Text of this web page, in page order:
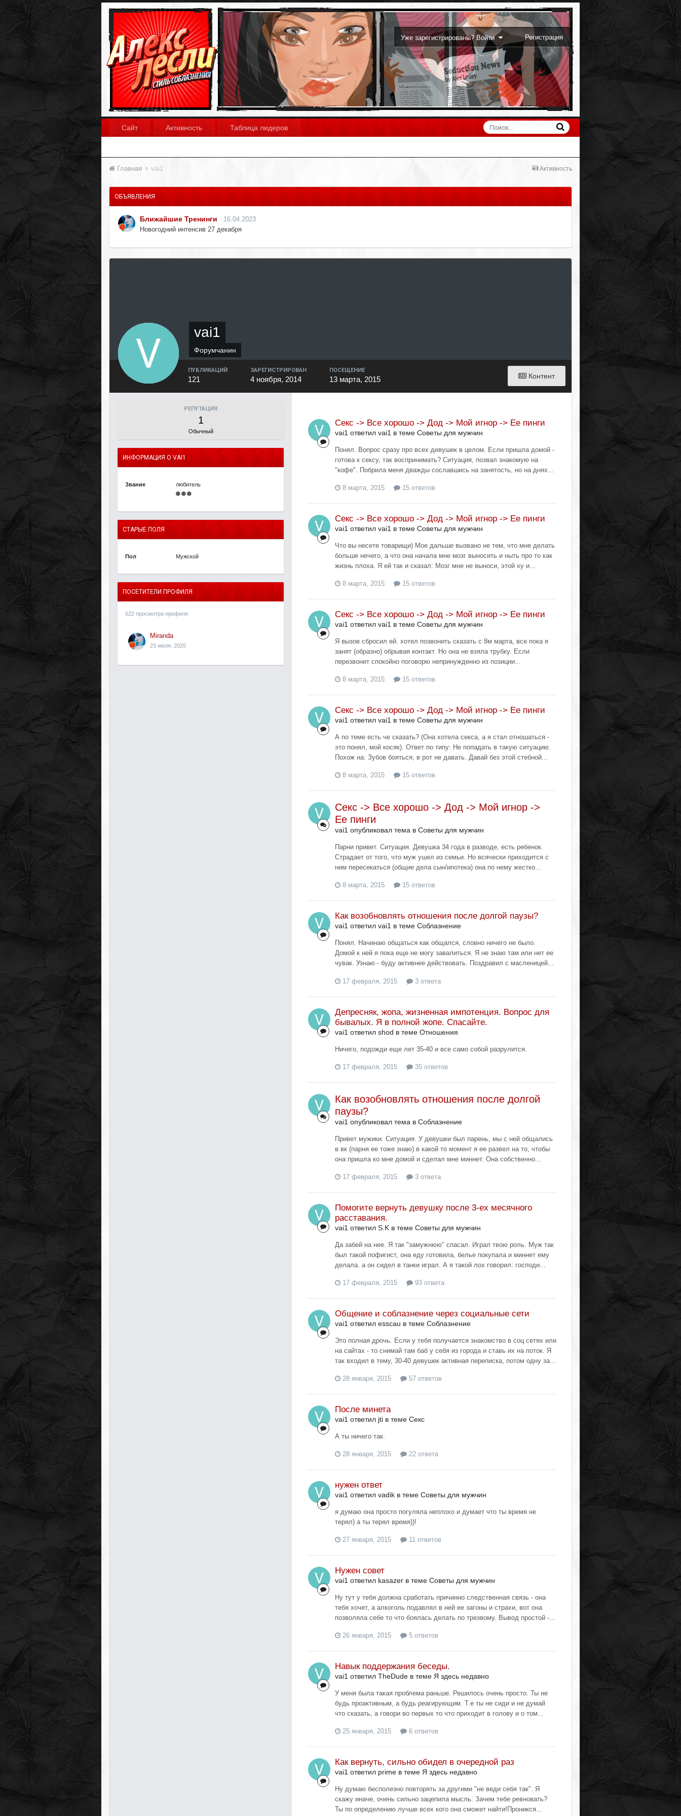
Уже зарегистрированы? Войти Регистрация
Сайт Активность Таблица лидеров
Активность
Главная vai1
ОБЪЯВЛЕНИЯ
Ближайшие Тренинги
16.04.2023
Новогодний интенсив 27 декабря
vai1
Форумчанин
Контент
ПУБЛИКАЦИЙ
121
ЗАРЕГИСТРИРОВАН
4 ноября, 2014
ПОСЕЩЕНИЕ
13 марта, 2015
РЕПУТАЦИЯ
1
Обычный
ИНФОРМАЦИЯ О VAI1
Звание любитель
СТАРЫЕ ПОЛЯ
Пол Мужской
ПОСЕТИТЕЛИ ПРОФИЛЯ
622 просмотра профиля
Miranda
23 июля, 2025
Секс -> Все хорошо -> Дод -> Мой игнор -> Ее пинги
vai1 ответил vai1 в теме Советы для мужчин
Понял. Вопрос сразу про всех девушек в целом. Если пришла домой -
готова к сексу, так воспринимать? Ситуация, позвал знакомую на
"кофе". Побрила меня дважды сославшись на занятость, но на днях...
8 марта, 2015 15 ответов
Секс -> Все хорошо -> Дод -> Мой игнор -> Ее пинги
vai1 ответил vai1 в теме Советы для мужчин
Что вы несете товарищи) Мое дальше вызвано не тем, что мне делать
больше нечего, а что она начала мне мозг выносить и ныть про то как
жизнь плоха. Я ей так и сказал: Мозг мне не выноси, этой ху и...
8 марта, 2015 15 ответов
Секс -> Все хорошо -> Дод -> Мой игнор -> Ее пинги
vai1 ответил vai1 в теме Советы для мужчин
Я вызов сбросил ей. хотел позвонить сказать с 8м марта, все пока я
занят (образно) обрывая контакт. Но она не взяла трубку. Если
перезвонит спокойно поговорю непринужденно из позиции...
8 марта, 2015 15 ответов
Секс -> Все хорошо -> Дод -> Мой игнор -> Ее пинги
vai1 ответил vai1 в теме Советы для мужчин
А по теме есть че сказать? (Она хотела секса, а я стал отношаться -
это понял, мой косяк). Ответ по типу: Не попадать в такую ситуацию.
Похож на: Зубов бояться, в рот не давать. Давай без этой стебной...
8 марта, 2015 15 ответов
Секс -> Все хорошо -> Дод -> Мой игнор ->
Ее пинги
vai1 опубликовал тема в Советы для мужчин
Парни привет. Ситуация. Девушка 34 года в разводе, есть ребенок.
Страдает от того, что муж ушел из семьи. Но всячески приходится с
ним пересекаться (общие дела сын/ипотека) она по нему жестко...
8 марта, 2015 15 ответов
Как возобновлять отношения после долгой паузы?
vai1 ответил vai1 в теме Соблазнение
Понял. Начинаю общаться как общался, словно ничего не было.
Домой к ней я пока еще не могу завалиться. Я не знаю там или нет ее
чувак. Узнаю - буду активнее действовать. Поздравил с масленицей...
17 февраля, 2015 3 ответа
Депресняк, жопа, жизненная импотенция. Вопрос для
бывалых. Я в полной жопе. Спасайте.
vai1 ответил shod в теме Отношения
Ничего, подожди еще лет 35-40 и все само собой разрулится.
17 февраля, 2015 35 ответов
Как возобновлять отношения после долгой
паузы?
vai1 опубликовал тема в Соблазнение
Привет мужики. Ситуация. У девушки был парень, мы с ней общались
в вк (парня ее тоже знаю) в какой то момент я ее развел на то, чтобы
она пришла ко мне домой и сделал мне миннет. Она собственно...
17 февраля, 2015 3 ответа
Помогите вернуть девушку после 3-ех месячного
расставания.
vai1 ответил S.K в теме Советы для мужчин
Да забей на нее. Я так "замужнюю" спасал. Играл твою роль. Муж так
был такой пофигист, она еду готовила, белье покупала и миннет ему
делала. а он сидел в танки играл. А я такой лох говорил: господи...
17 февраля, 2015 93 ответа
Общение и соблазнение через социальные сети
vai1 ответил esscau в теме Соблазнение
Это полная дрочь. Если у тебя получается знакомство в соц сетях или
на сайтах - то снимай там баб у себя из города и ставь их на поток. Я
так входил в тему, 30-40 девушек активная переписка, потом одну за...
28 января, 2015 57 ответов
После минета
vai1 ответил jti в теме Секс
А ты ничего так.
28 января, 2015 22 ответа
нужен ответ
vai1 ответил vadik в теме Советы для мужчин
я думаю она просто погуляла неплохо и думает что ты время не
терял) а ты терял время))!
27 января, 2015 11 ответов
Нужен совет
vai1 ответил kasazer в теме Советы для мужчин
Ну тут у тебя должна сработать причинно следственная связь - она
тебя хочет, а алкоголь подавлял в ней ее загоны и страхи, вот она
позволяла себе то что боялась делать по трезвому. Вывод простой -...
26 января, 2015 5 ответов
Навык поддержания беседы.
vai1 ответил TheDude в теме Я здесь недавно
У меня была такая проблема раньше. Решилось очень просто. Ты не
будь проактивным, а будь реагирующим. Т.е ты не сиди и не думай
что сказать, а говори во первых то что приходит в голову и о том...
25 января, 2015 6 ответов
Как вернуть, сильно обидел в очередной раз
vai1 ответил prime в теме Я здесь недавно
Ну думаю бесполезно повторять за другими "не веди себя так". Я
скажу иначе, очень сильно зацепила мысль: Зачем тебе ревновать?
Ты по определению лучше всех кого она сможет найти!Проникся...